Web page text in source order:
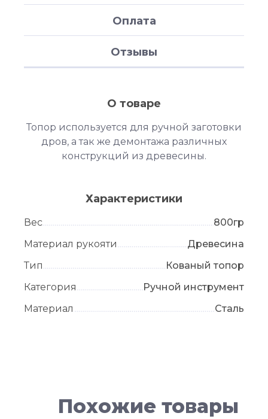
Оплата
Отзывы
О товаре
Топор используется для ручной заготовки
дров, а так же демонтажа различных
конструкций из древесины.
Характеристики
Вес
800гр
Материал рукояти
Древесина
Тип
Кованый топор
Категория
Ручной инструмент
Материал
Сталь
Похожие товары